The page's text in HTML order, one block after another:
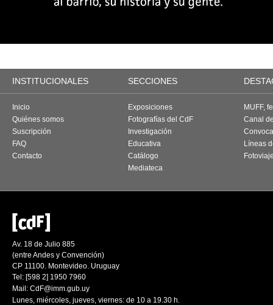
INSTITUCIONALES SECCIONES
Inicio
Quiénes somos
Suscripción
FAQ
Contacto
Exposiciones
Fotografías del CdF
Investigación
Educativa
Catálogo
Mediateca
MUFF,
Canal
Líneas
Av. 18 de Julio 885
(entre Andes y Convención)
CP 11100. Montevideo. Uruguay
Tel: [598 2] 1950 7960
Mail: CdF@imm.gub.uy
Lunes, miércoles, jueves, viernes: de 10 a 19.30 h.